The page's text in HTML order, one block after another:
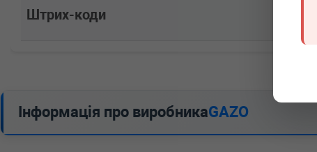
Штрих-коди
Інформація про виробникаGAZO